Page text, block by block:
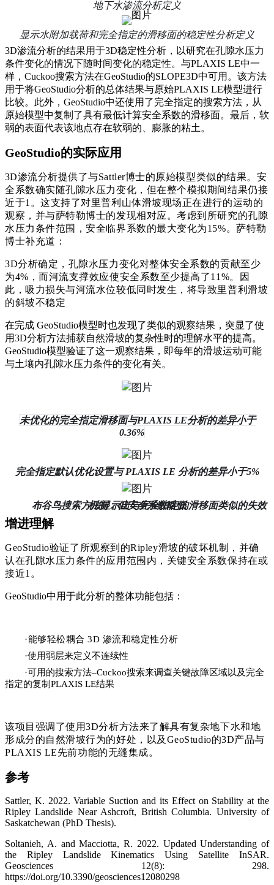
地下水渗流分析定义
显示水附加载荷和完全指定的滑移面的稳定性分析定义
3D渗流分析的结果用于3D稳定性分析，以研究在孔隙水压力
条件变化的情况下随时间变化的稳定性。与PLAXIS LE中一
样，Cuckoo搜索方法在GeoStudio的SLOPE3D中可用。该方法
用于将GeoStudio分析的总体结果与原始PLAXIS LE模型进行
比较。此外，GeoStudio中还使用了完全指定的搜索方法，从
原始模型中复制了具有最低计算安全系数的滑移面。最后，软
弱的表面代表该地点存在软弱的、膨胀的粘土。
GeoStudio的实际应用
3D渗流分析提供了与Sattler博士的原始模型类似的结果。安
全系数确实随孔隙水压力变化，但在整个模拟期间结果仍接
近于1。这支持了对里普利山体滑坡现场正在进行的运动的
观察，并与萨特勒博士的发现相对应。考虑到所研究的孔隙
水压力条件范围，安全临界系数的最大变化为15%。萨特勒
博士补充道：
3D分析确定，孔隙水压力变化对整体安全系数的贡献至少
为4%，而河流支撑效应使安全系数至少提高了11%。因
此，吸力损失与河流水位较低同时发生，将导致里普利滑坡
的斜坡不稳定
在完成 GeoStudio模型时也发现了类似的观察结果，突显了使
用3D分析方法捕获自然滑坡的复杂性时的理解水平的提高。
GeoStudio模型验证了这一观察结果，即每年的滑坡运动可能
与土壤内孔隙水压力条件的变化有关。
未优化的完全指定滑移面与PLAXIS LE分析的差异小于
0.36%
完全指定默认优化设置与 PLAXIS LE 分析的差异小于5%
布谷鸟搜索方法显示出与完全指定的滑移面类似的失效机制，但安全系数略低
增进理解
GeoStudio验证了所观察到的Ripley滑坡的破坏机制，并确
认在孔隙水压力条件的应用范围内，关键安全系数保持在或
接近1。
GeoStudio中用于此分析的整体功能包括：
·能够轻松耦合 3D 渗流和稳定性分析
·使用弱层来定义不连续性
·可用的搜索方法–Cuckoo搜索来调查关键故障区域以及完全
指定的复制PLAXIS LE结果
该项目强调了使用3D分析方法来了解具有复杂地下水和地
形成分的自然滑坡行为的好处，以及GeoStudio的3D产品与
PLAXIS LE先前功能的无缝集成。
参考
Sattler, K. 2022. Variable Suction and its Effect on Stability at the
Ripley Landslide Near Ashcroft, British Columbia. University of
Saskatchewan (PhD Thesis).
Soltanieh, A. and Macciotta, R. 2022. Updated Understanding of
the Ripley Landslide Kinematics Using Satellite InSAR.
Geosciences 12(8): 298.
https://doi.org/10.3390/geosciences12080298